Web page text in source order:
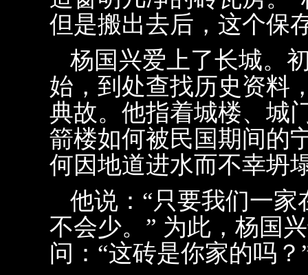
但是搬出去后，这个保
杨国兴爱上了长城。
始，到处查找历史资料
典故。他指着城楼、城
箭楼如何被民国期间的
何因地道进水而不幸坍
他说：“只要我们一
不会少。” 为此，杨国
问：“这砖是你家的吗？